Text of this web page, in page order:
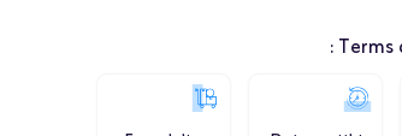
Terms